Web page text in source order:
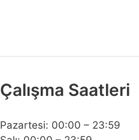
Çalışma Saatleri
Pazartesi: 00:00 – 23:59